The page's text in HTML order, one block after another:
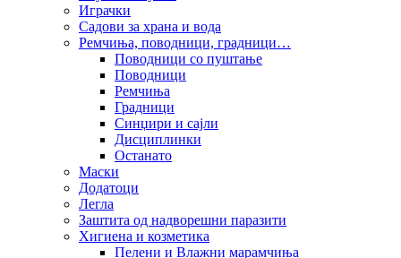
Играчки
Садови за храна и вода
Ремчиња, поводници, градници…
Поводници со пуштање
Поводници
Ремчиња
Градници
Синџири и сајли
Дисциплинки
Останато
Маски
Додатоци
Легла
Заштита од надворешни паразити
Хигиена и козметика
Пелени и Влажни марамчиња